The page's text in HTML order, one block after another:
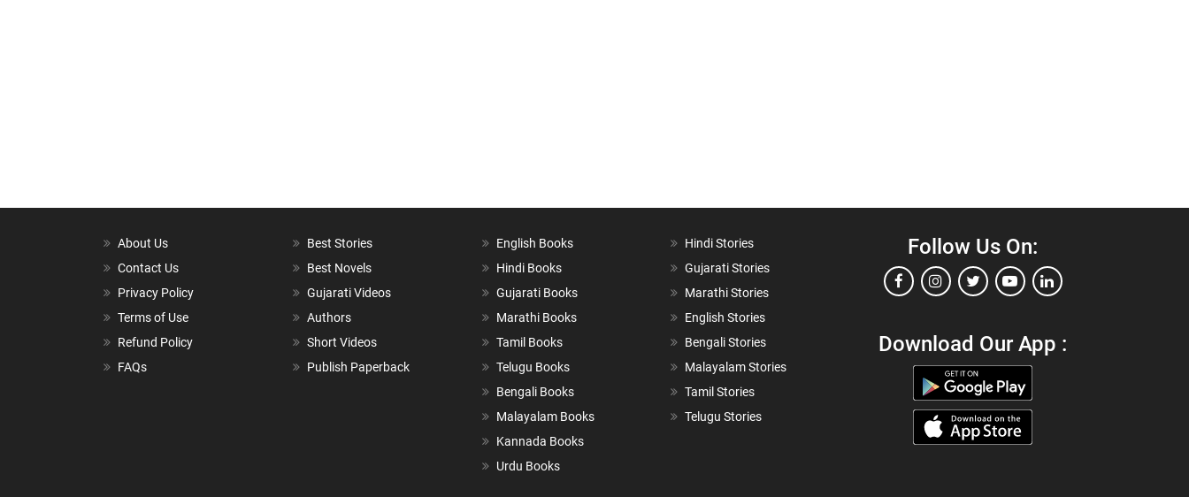
About Us
Contact Us
Privacy Policy
Terms of Use
Refund Policy
FAQs
Best Stories
Best Novels
Gujarati Videos
Authors
Short Videos
Publish Paperback
English Books
Hindi Books
Gujarati Books
Marathi Books
Tamil Books
Telugu Books
Bengali Books
Malayalam Books
Kannada Books
Urdu Books
Hindi Stories
Gujarati Stories
Marathi Stories
English Stories
Bengali Stories
Malayalam Stories
Tamil Stories
Telugu Stories
Follow Us On:
Download Our App :